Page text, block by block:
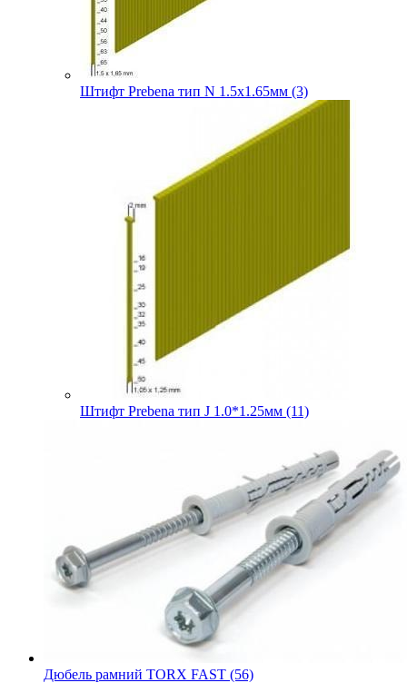
Штифт Prebena тип N 1.5х1.65мм (3)
Штифт Prebena тип J 1.0*1.25мм (11)
Дюбель рамний TORX FAST (56)